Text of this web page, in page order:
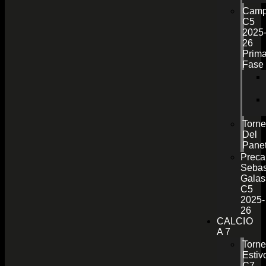
C5
2025-
26
Fase
Del
C5
2025-
26
CALCIO
A 7